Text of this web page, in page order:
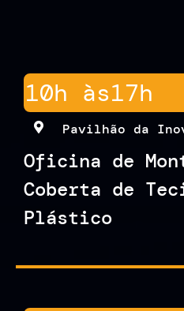
10h às17h
Pavilhão da
Oficina de
Coberta de
Plástico